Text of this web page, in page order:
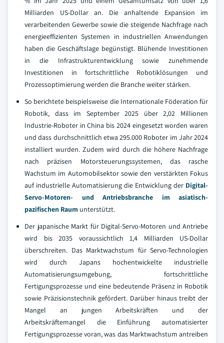
Milliarden US-Dollar an. Die anhaltende Expansion im
verarbeitenden Gewerbe sowie die steigende Nachfrage nach
energieeffizienten Systemen in industriellen Anwendungen
haben die Geschäftslage begünstigt. Blühende Investitionen
in die Infrastrukturentwicklung sowie zunehmende
Investitionen in fortschrittliche Robotiklösungen und
Prozessoptimierung werden die Branche weiter stärken.
So berichtete beispielsweise die Internationale Föderation für
Robotik, dass im September 2025 über 2,02 Millionen
Industrie-Roboter in China bis 2024 eingesetzt worden waren
und dass durchschnittlich etwa 295.000 Roboter im Jahr 2024
installiert wurden. Zudem wird durch die höhere Nachfrage
nach präzisen Motorsteuerungssystemen, das rasche
Wachstum im Automobilsektor sowie den verstärkten Fokus
auf industrielle Automatisierung die Entwicklung der Digital-
Servo-Motoren- und Antriebsbranche im asiatisch-
pazifischen Raum unterstützt.
Der japanische Markt für Digital-Servo-Motoren und Antriebe
wird bis 2035 voraussichtlich 1,4 Milliarden US-Dollar
überschreiten. Das Marktwachstum für Servo-Technologien
wird durch Japans hochentwickelte industrielle
Automatisierungsumgebung, fortschrittliche
Fertigungsprozesse und eine bedeutende Präsenz in Robotik
sowie Präzisionstechnik gefördert. Darüber hinaus treibt der
Mangel an jungen Arbeitskräften und der
Arbeitskräftemangel die Einführung automatisierter
Fertigungsprozesse voran, was das Marktwachstum antreiben